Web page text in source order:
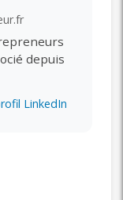
depuis
LinkedIn